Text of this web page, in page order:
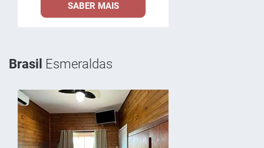
SABER MAIS
Brasil Esmeraldas